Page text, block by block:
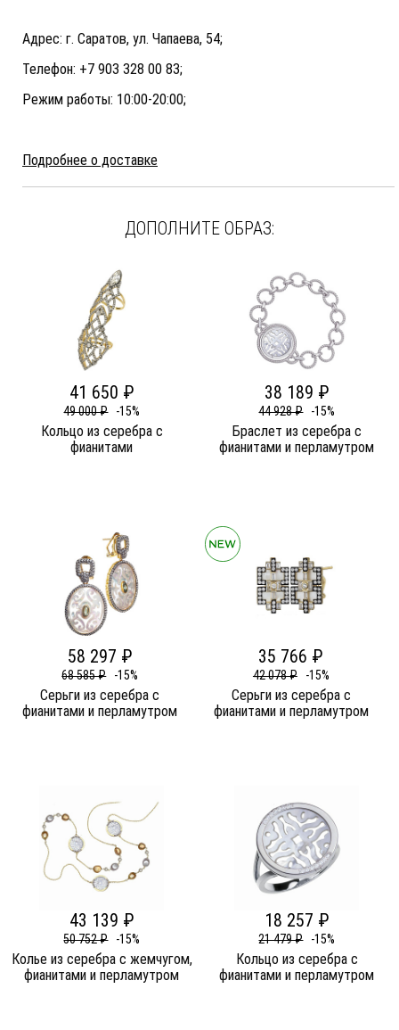
Адрес: г. Саратов, ул. Чапаева, 54;
Телефон: +7 903 328 00 83;
Режим работы: 10:00-20:00;
Подробнее о доставке
ДОПОЛНИТЕ ОБРАЗ:
41 650 ₽
49 000 ₽ -15%
Кольцо из серебра c
фианитами
38 189 ₽
44 928 ₽ -15%
Браслет из серебра c
фианитами и перламутром
58 297 ₽
68 585 ₽ -15%
Серьги из серебра c
фианитами и перламутром
35 766 ₽
42 078 ₽ -15%
Серьги из серебра c
фианитами и перламутром
43 139 ₽
50 752 ₽ -15%
Колье из серебра c жемчугом,
фианитами и перламутром
18 257 ₽
21 479 ₽ -15%
Кольцо из серебра c
фианитами и перламутром